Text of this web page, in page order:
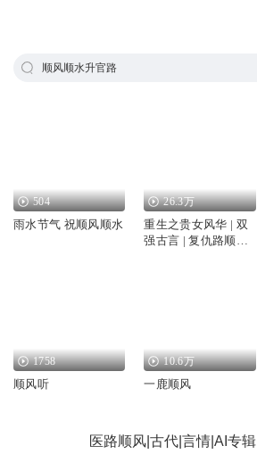
顺风顺水升官路
504
雨水节气 祝顺风顺水
26.3万
重生之贵女风华 | 双
强古言 | 复仇路顺风
1758
顺风听
10.6万
一鹿顺风
医路顺风|古代|言情|AI专辑